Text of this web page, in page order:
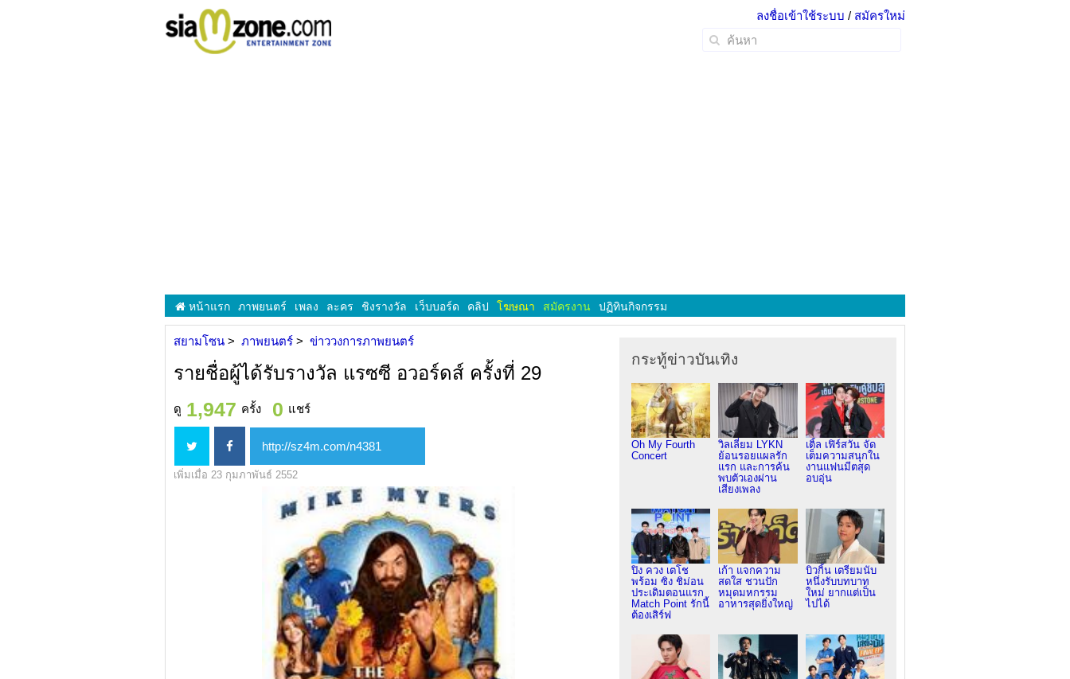
ลงชื่อเข้าใช้ระบบ / สมัครใหม่
หน้าแรก ภาพยนตร์ เพลง ละคร ชิงรางวัล เว็บบอร์ด คลิป โฆษณา สมัครงาน ปฏิทินกิจกรรม
สยามโซน ภาพยนตร์ ข่าววงการภาพยนตร์
รายชื่อผู้ได้รับรางวัล แรซซี อวอร์ดส์ ครั้งที่ 29
ดู 1,947 ครั้ง 0 แชร์
เพิ่มเมื่อ 23 กุมภาพันธ์ 2552
กระทู้ข่าวบันเทิง
Oh My Fourth
Concert
วิลเลี่ยม LYKN
ย้อนรอยแผลรัก
แรก และการค้น
พบตัวเองผ่าน
เสียงเพลง
เติ้ล เฟิร์สวัน จัด
เต็มความสนุกใน
งานแฟนมีตสุด
อบอุ่น
ปิง ควง เตโช
พร้อม ซิง ชิม่อน
ประเดิมตอนแรก
Match Point รักนี้
ต้องเสิร์ฟ
เก้า แจกความ
สดใส ชวนปัก
หมุดมหกรรม
อาหารสุดยิ่งใหญ่
บิวกิ้น เตรียมนับ
หนึ่งรับบทบาท
ใหม่ ยากแต่เป็น
ไปได้